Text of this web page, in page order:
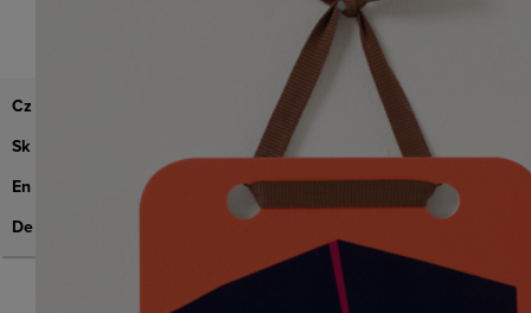
Cz
Sk
En
De